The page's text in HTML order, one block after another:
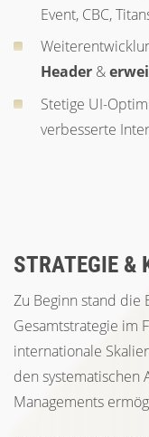
Event, CBC,
Header &
Stetige UI-
verbesserte
STRATEGIE &
Zu Beginn stand die
Gesamtstrategie im
internationale
den systematischen
Managements